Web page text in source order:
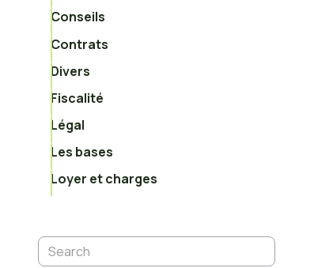
Conseils
Contrats
Divers
Fiscalité
Légal
Les bases
Loyer et charges